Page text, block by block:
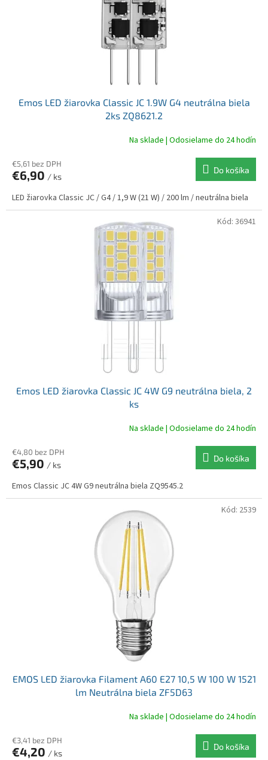
Emos LED žiarovka Classic JC 1.9W G4 neutrálna biela
2ks ZQ8621.2
Na sklade | Odosielame do 24 hodín
€5,61 bez DPH
€6,90 / ks
Do košíka
LED žiarovka Classic JC / G4 / 1,9 W (21 W) / 200 lm / neutrálna biela
Emos LED žiarovka Classic JC 4W G9 neutrálna biela, 2
ks
Na sklade | Odosielame do 24 hodín
€4,80 bez DPH
€5,90 / ks
Do košíka
Emos Classic JC 4W G9 neutrálna biela ZQ9545.2
Kód: 36941
EMOS LED žiarovka Filament A60 E27 10,5 W 100 W 1521
lm Neutrálna biela ZF5D63
Na sklade | Odosielame do 24 hodín
€3,41 bez DPH
€4,20 / ks
Do košíka
Kód: 2539